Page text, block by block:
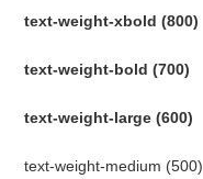
text-weight-xbold (800)
text-weight-bold (700)
text-weight-large (600)
text-weight-medium (500)